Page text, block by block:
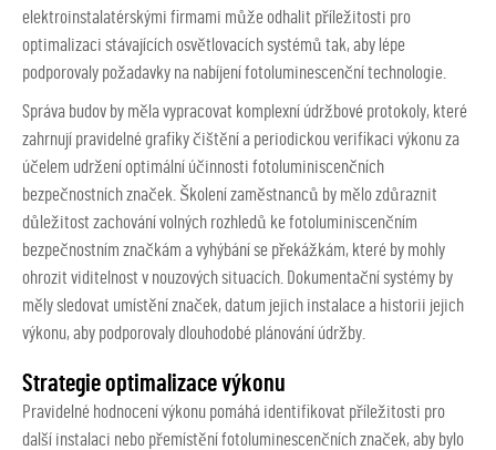
elektroinstalatérskými firmami může odhalit příležitosti pro
optimalizaci stávajících osvětlovacích systémů tak, aby lépe
podporovaly požadavky na nabíjení fotoluminescenční technologie.
Správa budov by měla vypracovat komplexní údržbové protokoly, které
zahrnují pravidelné grafiky čištění a periodickou verifikaci výkonu za
účelem udržení optimální účinnosti fotoluminiscenčních
bezpečnostních značek. Školení zaměstnanců by mělo zdůraznit
důležitost zachování volných rozhledů ke fotoluminiscenčním
bezpečnostním značkám a vyhýbání se překážkám, které by mohly
ohrozit viditelnost v nouzových situacích. Dokumentační systémy by
měly sledovat umístění značek, datum jejich instalace a historii jejich
výkonu, aby podporovaly dlouhodobé plánování údržby.
Strategie optimalizace výkonu
Pravidelné hodnocení výkonu pomáhá identifikovat příležitosti pro
další instalaci nebo přemístění fotoluminescenčních značek, aby bylo